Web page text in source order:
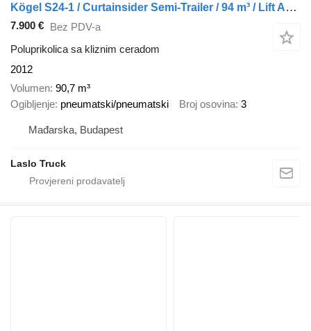
Kögel S24-1 / Curtainsider Semi-Trailer / 94 m³ / Lift Axle / Safety R
7.900 € Bez PDV-a
Poluprikolica sa kliznim ceradom
2012
Volumen 90,7 m³
Ogibljenje pneumatski/pneumatski Broj osovina 3
Mađarska, Budapest
Laslo Truck